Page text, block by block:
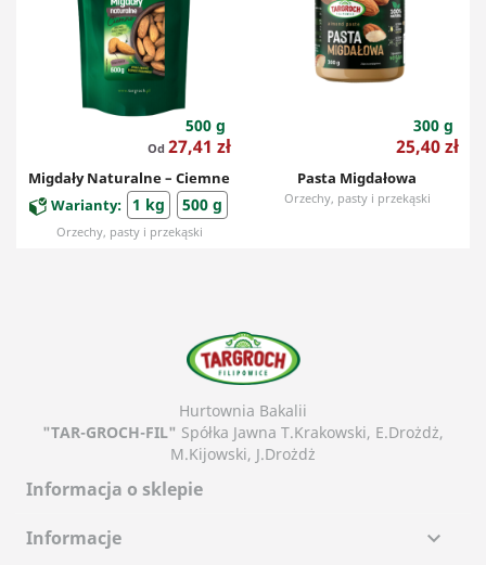
500 g
Od Cena
27,41 zł
Migdały Naturalne – Ciemne
Warianty: 1 kg 500 g
Orzechy, pasty i przekąski
300 g
Cena
25,40 zł
Pasta Migdałowa
Orzechy, pasty i przekąski
Hurtownia Bakalii
"TAR-GROCH-FIL" Spółka Jawna T.Krakowski, E.Drożdż,
M.Kijowski, J.Drożdż
Informacja o sklepie
Informacje
